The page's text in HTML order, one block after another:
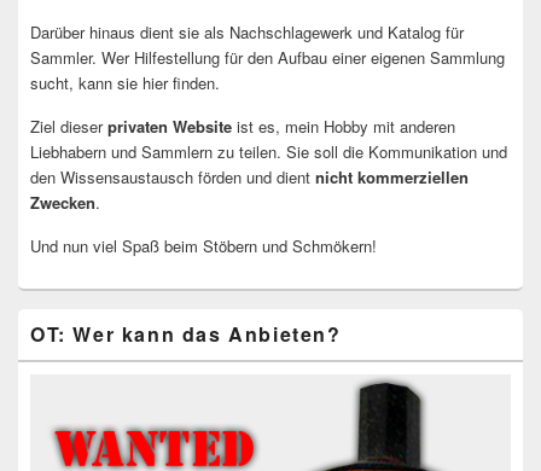
Darüber hinaus dient sie als Nachschlagewerk und Katalog für
Sammler. Wer Hilfestellung für den Aufbau einer eigenen Sammlung
sucht, kann sie hier finden.
Ziel dieserprivaten Website ist es, mein Hobby mit anderen
Liebhabern und Sammlern zu teilen. Sie soll die Kommunikation und
den Wissensaustausch förden und dient nicht kommerziellen
Zwecken.
Und nun viel Spaß beim Stöbern und Schmökern!
OT: Wer kann das Anbieten?